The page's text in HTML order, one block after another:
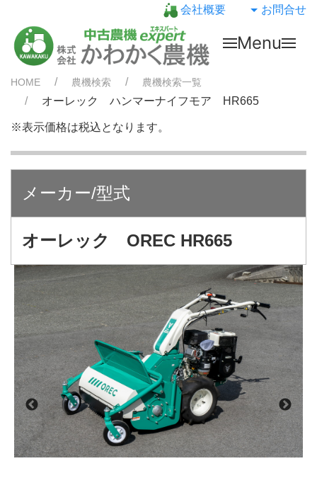
会社概要 お問合せ
Menu
HOME 農機検索 農機検索一覧
オーレック ハンマーナイフモア HR665
※表示価格は税込となります。
メーカー/型式
オーレック OREC HR665